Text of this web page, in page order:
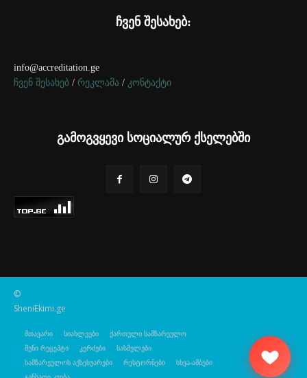
ჩვენ შესახებ:
info@accreditation.ge
ჩვენ შესახებ / რეკლამა / კონტაქტი
გამოგვყევი სოციალურ ქსელებში
©
SheniEkimi.ge
მთავარი სიახლეები
ქართული სამზარეულო
შენი რეცეპტი
კერძები
სასმელები
სამზარეულოს აქსესუარები
რესტორნები
სხვა-ამბები